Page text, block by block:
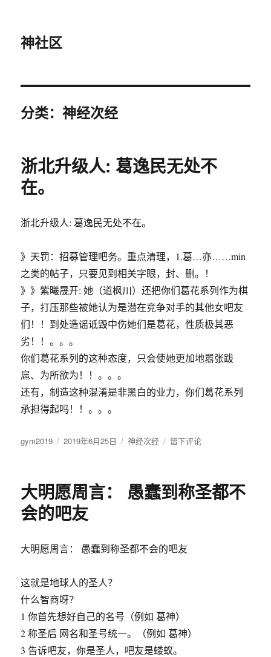
神社区
分类：神经次经
浙北升级人: 葛逸民无处不
在。
浙北升级人: 葛逸民无处不在。
》天罚：招募管理吧务。重点清理，1.葛…亦……min
之类的帖子，只要见到相关字眼，封、删。！
》》紫曦晟开: 她（道枫川）还把你们葛花系列作为棋
子，打压那些被她认为是潜在竞争对手的其他女吧友
们！！到处造谣诋毁中伤她们是葛花，性质极其恶
劣！！。。。
你们葛花系列的这种态度，只会使她更加地嚣张跋
扈、为所欲为！！。。。
还有，制造这种混淆是非黑白的业力，你们葛花系列
承担得起吗！！。。。
作
gym2019
发
2019年6月25日
分
神经次经
于
级
民
无
留下评论
大明愿周言： 愚蠢到称圣都不
会的吧友
大明愿周言： 愚蠢到称圣都不会的吧友
这就是地球人的圣人？
什么智商呀？
1 你首先想好自己的名号（例如 葛神）
2 称圣后 网名和圣号统一。（例如 葛神）
3 告诉吧友，你是圣人，吧友是蝼蚁。